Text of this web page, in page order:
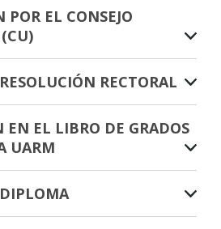
POR EL CONSEJO
RECTORAL
EN EL LIBRO DE GRADOS
UARM